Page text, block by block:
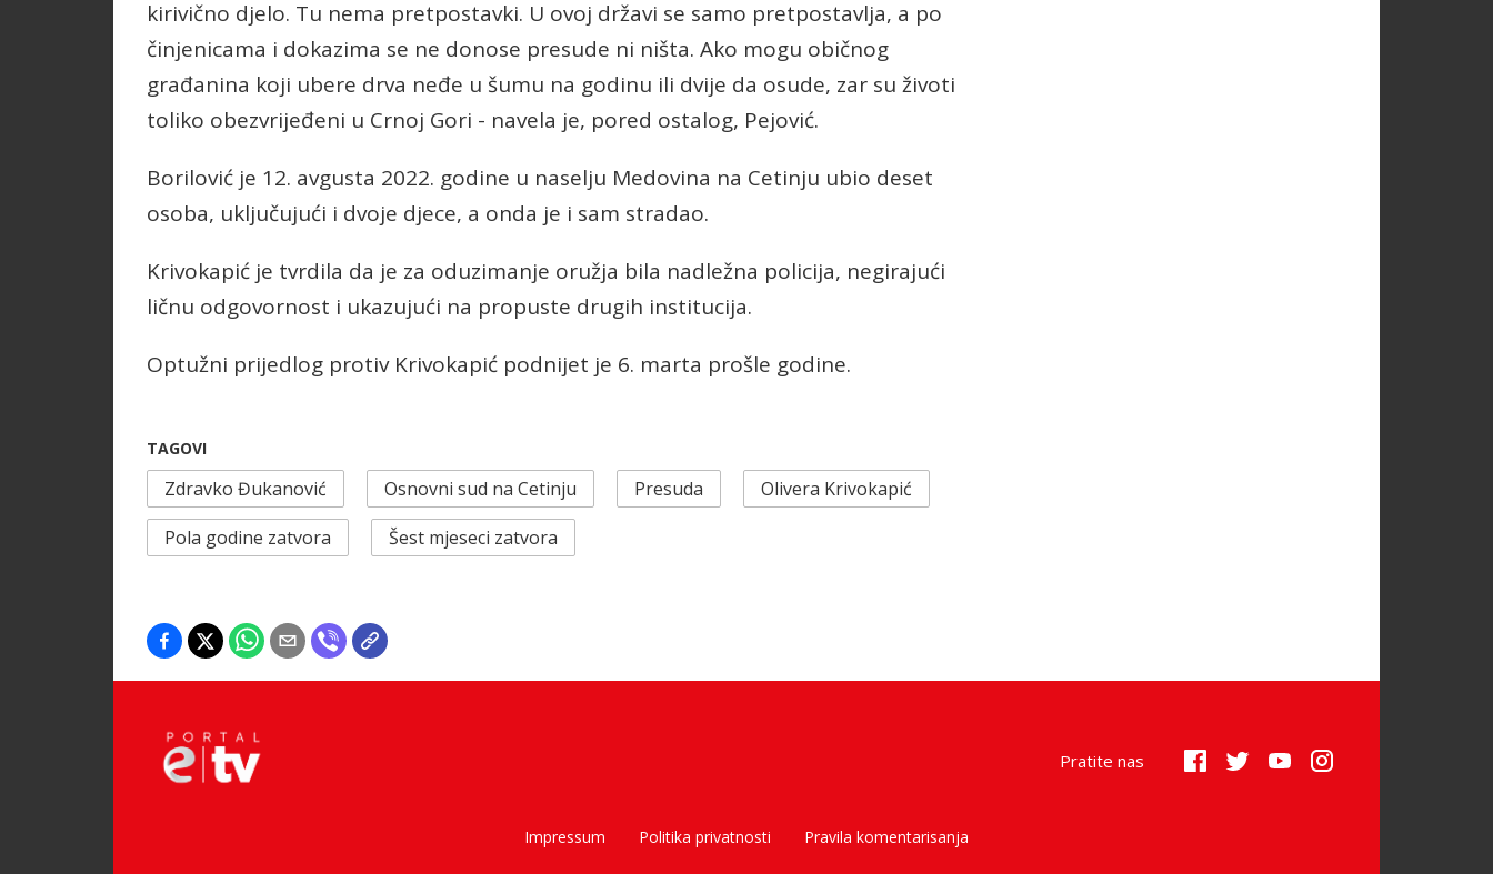
kirivično djelo. Tu nema pretpostavki. U ovoj državi se samo pretpostavlja, a po
činjenicama i dokazima se ne donose presude ni ništa. Ako mogu običnog
građanina koji ubere drva neđe u šumu na godinu ili dvije da osude, zar su životi
toliko obezvrijeđeni u Crnoj Gori - navela je, pored ostalog, Pejović.
Borilović je 12. avgusta 2022. godine u naselju Medovina na Cetinju ubio deset
osoba, uključujući i dvoje djece, a onda je i sam stradao.
Krivokapić je tvrdila da je za oduzimanje oružja bila nadležna policija, negirajući
ličnu odgovornost i ukazujući na propuste drugih institucija.
Optužni prijedlog protiv Krivokapić podnijet je 6. marta prošle godine.
TAGOVI
Zdravko Đukanović Osnovni sud na Cetinju Presuda
Olivera Krivokapić
Pola godine zatvora
Šest mjeseci zatvora
Pratite nas
Impressum Politika privatnosti Pravila komentarisanja